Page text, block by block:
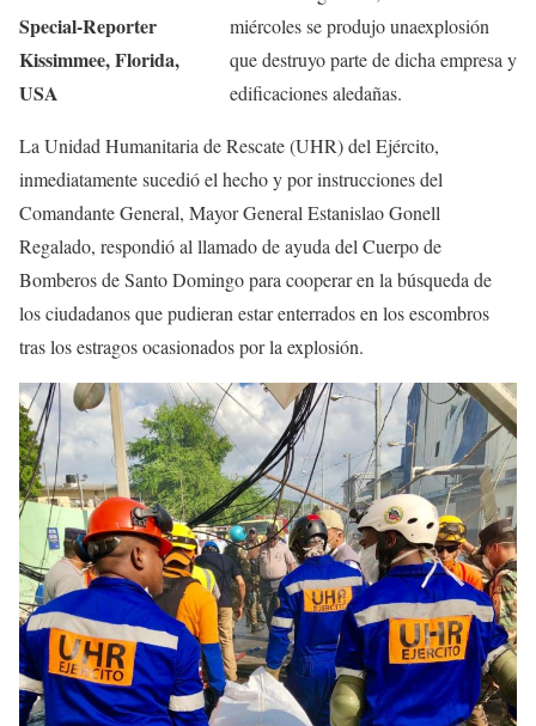
Special-Reporter
Kissimmee, Florida,
USA
miércoles se produjo unaexplosión
que destruyo parte de dicha empresa y
edificaciones aledañas.
La Unidad Humanitaria de Rescate (UHR) del Ejército,
inmediatamente sucedió el hecho y por instrucciones del
Comandante General, Mayor General Estanislao Gonell
Regalado, respondió al llamado de ayuda del Cuerpo de
Bomberos de Santo Domingo para cooperar en la búsqueda de
los ciudadanos que pudieran estar enterrados en los escombros
tras los estragos ocasionados por la explosión.